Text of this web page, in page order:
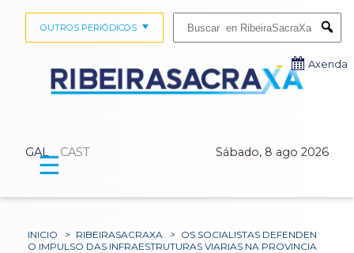
GAL CAST Sábado, 8 ago 2026
OUTROS PERIÓDICOS
Axenda
☰
INICIO > RIBEIRASACRAXA > OS SOCIALISTAS DEFENDEN
O IMPULSO DAS INFRAESTRUTURAS VIARIAS NA PROVINCIA